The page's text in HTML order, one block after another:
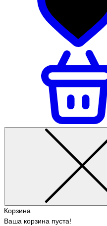
Корзина
Ваша корзина пуста!